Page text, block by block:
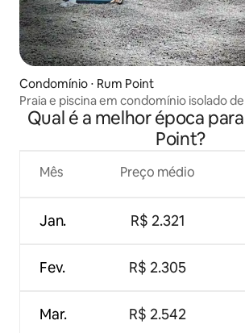
Condomínio ⋅ Rum Point
Praia e piscina em condomínio isolado
Rum Point
Qual é a melhor época
Point?
Mês
Jan.
Fev.
Mar.
Preço médio
R$ 2.321
R$ 2.305
R$ 2.542